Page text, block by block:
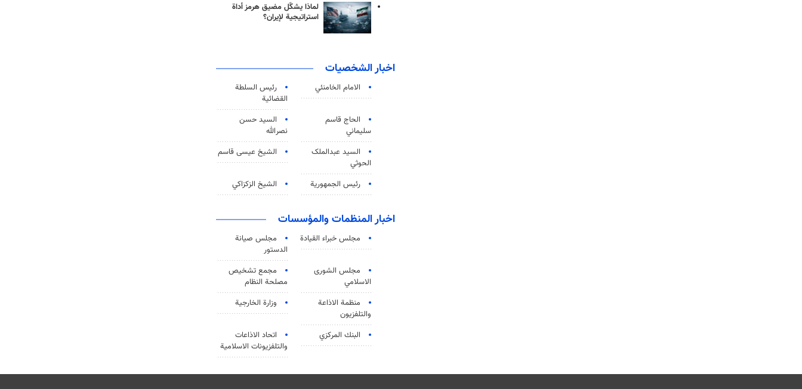
لماذا يشكّل مضيق هرمز أداة
استراتيجية لإيران؟
اخبار الشخصيات
الامام الخامنئي
رئیس السلطة
القضائیة
الحاج قاسم
سليماني
السيد حسن
نصرالله
السید عبدالملک
الحوثي
الشيخ عيسى قاسم
رئيس الجمهورية الشيخ الزكزاكي
اخبار المنظمات والمؤسسات
مجلس خبراء القيادة
مجلس صيانة
الدستور
مجلس الشورى
الاسلامي
مجمع تشخيص
مصلحة النظام
منظمة الاذاعة
والتلفزیون
وزارة الخارجية
البنك المركزي
اتحاد الاذاعات
والتلفزيونات الاسلامية